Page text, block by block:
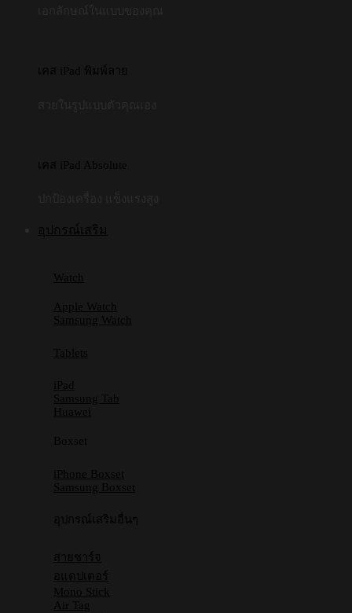
เคส iPad พิมพ์ลาย
เคส iPad Absolute
อุปกรณ์เสริม
Watch
Apple Watch
Samsung Watch
Tablets
iPad
Samsung Tab
Huawei
Boxset
iPhone Boxset
Samsung Boxset
อุปกรณ์เสริมอื่นๆ
สายชาร์จ
อแดปเตอร์
Mono Stick
Air Tag